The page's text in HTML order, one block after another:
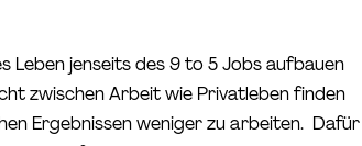
Leben jenseits des 9 to 5 Jobs aufbauen
zwischen Arbeit wie Privatleben finden
Ergebnissen weniger zu arbeiten. Dafür